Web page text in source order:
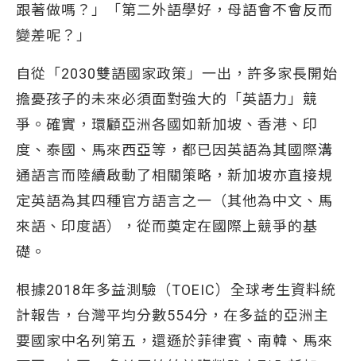
跟著做嗎？」「第二外語學好，母語會不會反而
變差呢？」
自從「2030雙語國家政策」一出，許多家長開始
擔憂孩子的未來必須面對強大的「英語力」競
爭。確實，環顧亞洲各國如新加坡、香港、印
度、泰國、馬來西亞等，都已因英語為其國際溝
通語言而陸續啟動了相關策略，新加坡亦直接規
定英語為其四種官方語言之一（其他為中文、馬
來語、印度語），從而奠定在國際上競爭的基
礎。
根據2018年多益測驗（TOEIC）全球考生資料統
計報告，台灣平均分數554分，在多益的亞洲主
要國家中名列第五，還遜於菲律賓、南韓、馬來